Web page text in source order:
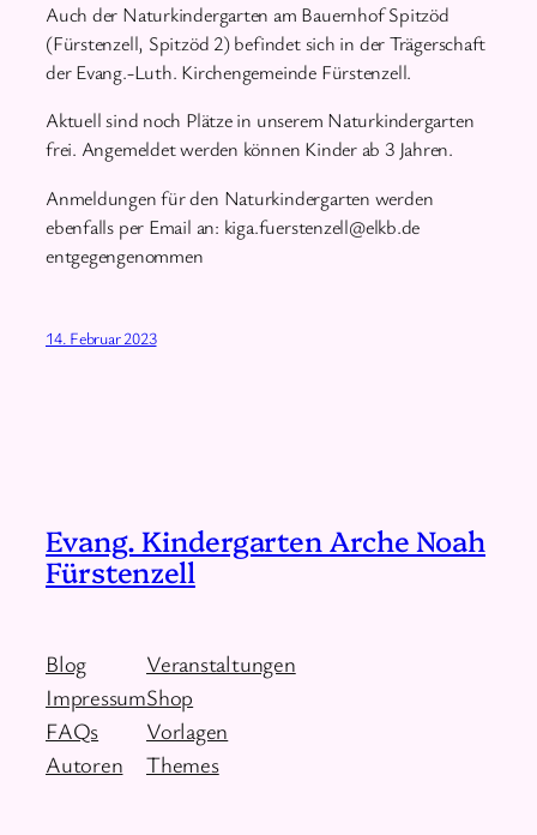
Auch der Naturkindergarten am Bauernhof Spitzöd
(Fürstenzell, Spitzöd 2) befindet sich in der Trägerschaft
der Evang.-Luth. Kirchengemeinde Fürstenzell.
Aktuell sind noch Plätze in unserem Naturkindergarten
frei. Angemeldet werden können Kinder ab 3 Jahren.
Anmeldungen für den Naturkindergarten werden
ebenfalls per Email an: kiga.fuerstenzell@elkb.de
entgegengenommen
14. Februar 2023
Evang. Kindergarten Arche Noah
Fürstenzell
Blog
Impressum
FAQs
Autoren
Veranstaltungen
Shop
Vorlagen
Themes